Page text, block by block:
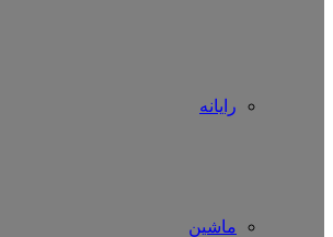
رایانه
ماشین